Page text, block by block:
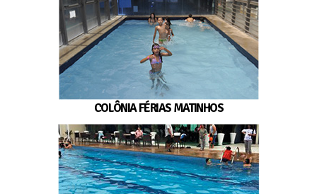
COLÔNIA FÉRIAS MATINHOS